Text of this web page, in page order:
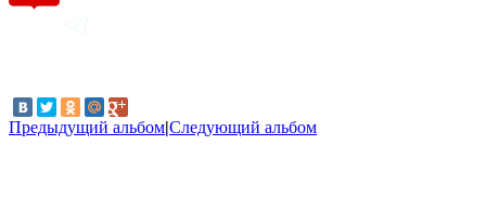
Предыдущий альбом|Следующий альбом